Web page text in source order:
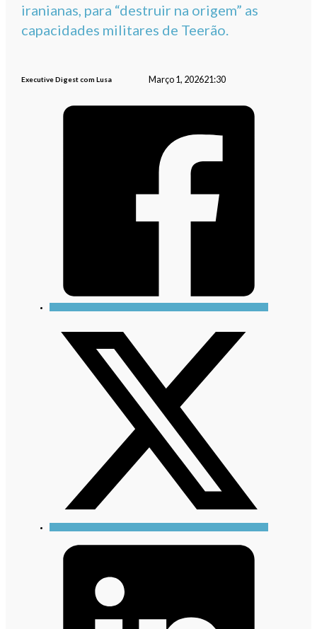
iranianas, para “destruir na origem” as
capacidades militares de Teerão.
Executive Digest com Lusa Março 1, 202621:30